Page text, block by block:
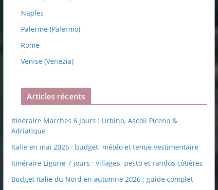
Naples
Palerme (Palermo)
Rome
Venise (Venezia)
Articles récents
Itinéraire Marches 6 jours : Urbino, Ascoli Piceno &
Adriatique
Italie en mai 2026 : budget, météo et tenue vestimentaire
Itinéraire Ligurie 7 jours : villages, pesto et randos côtières
Budget Italie du Nord en automne 2026 : guide complet